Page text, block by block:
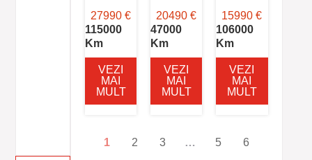
27990 €
115000
Km
VEZI
MAI
MULT
20490 €
47000
Km
VEZI
MAI
MULT
15990 €
106000
Km
VEZI
MAI
MULT
1 2 3 … 5 6